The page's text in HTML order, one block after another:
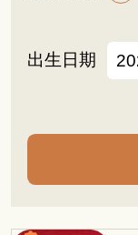
出生日期